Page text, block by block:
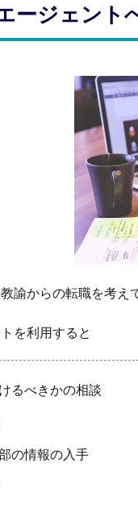
ージェン
諭からの転職を考え
を利用すると
るべきかの相談
の情報の入手